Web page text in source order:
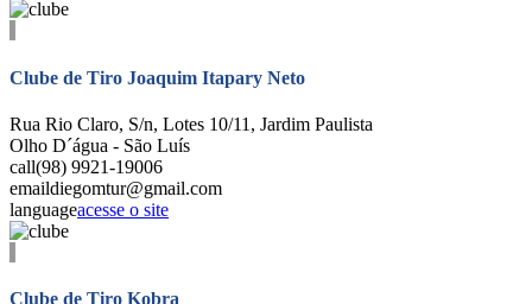
Clube de Tiro Joaquim Itapary Neto
Rua Rio Claro, S/n, Lotes 10/11, Jardim Paulista
Olho D´água - São Luís
call(98) 9921-19006
emaildiegomtur@gmail.com
languageacesse o site
Clube de Tiro Kobra